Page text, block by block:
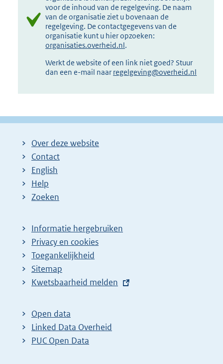
voor de inhoud van de regelgeving. De naam
van de organisatie ziet u bovenaan de
regelgeving. De contactgegevens van de
organisatie kunt u hier opzoeken:
organisaties.overheid.nl.
Werkt de website of een link niet goed? Stuur
dan een e-mail naar regelgeving@overheid.nl
Over deze website
Contact
English
Help
Zoeken
Informatie hergebruiken
Privacy en cookies
Toegankelijkheid
Sitemap
E
t
e
r
Kwetsbaarheid melden
Open data
Linked Data Overheid
PUC Open Data